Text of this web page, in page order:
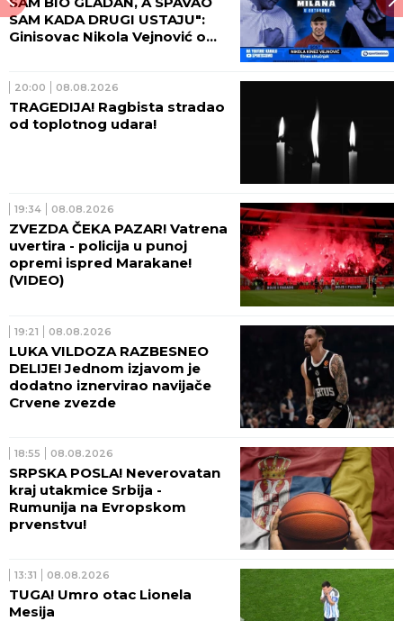
SAM KADA DRUGI USTAJU":
Ginisovac Nikola Vejnović o
20:00 08.08.2026
TRAGEDIJA! Ragbista stradao
od toplotnog udara!
19:34 08.08.2026
ZVEZDA ČEKA PAZAR! Vatrena
uvertira - policija u punoj
opremi ispred Marakane!
(VIDEO)
19:21 08.08.2026
LUKA VILDOZA RAZBESNEO
DELIJE! Jednom izjavom je
dodatno iznervirao navijače
Crvene zvezde
18:55 08.08.2026
SRPSKA POSLA! Neverovatan
kraj utakmice Srbija -
Rumunija na Evropskom
prvenstvu!
13:31 08.08.2026
TUGA! Umro otac Lionela
Mesija